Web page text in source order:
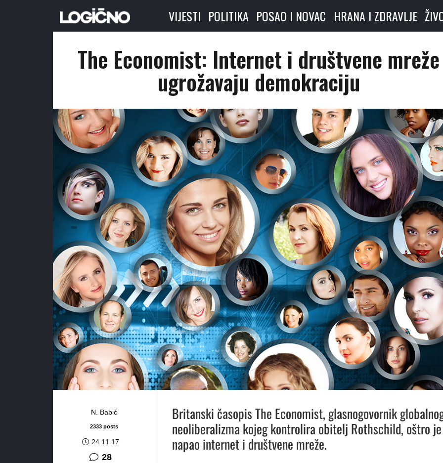
VIJESTI POLITIKA POSAO I NOVAC HRANA I ZDRAVLJE
The Economist: Internet i društvene mreže
ugrožavaju demokraciju
N. Babić
2333 posts
24.11.17
28komentara
Britanski časopis The Economist, glasnogovornik
neoliberalizma kojeg kontrolira obitelj Rothschild, oštro je
napao internet i društvene mreže.